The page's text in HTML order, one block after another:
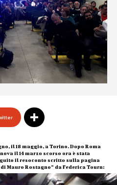
il 18 maggio, a Torino. Dopo Roma
il 14 marzo scorso ora è stata
il resoconto scritto sulla pagina
Mauro Rostagno” da Federica Tourn: